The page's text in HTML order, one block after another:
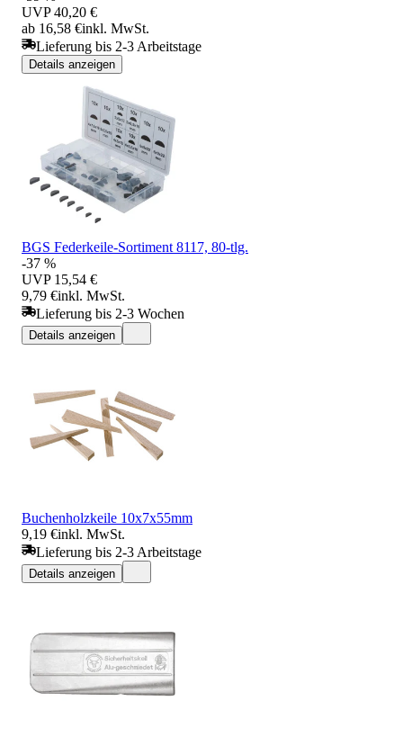
UVP 40,20 €
ab 16,58 €inkl. MwSt.
Lieferung bis 2-3 Arbeitstage
Details anzeigen
BGS Federkeile-Sortiment 8117, 80-tlg.
-37 %
UVP 15,54 €
9,79 €inkl. MwSt.
Lieferung bis 2-3 Wochen
Details anzeigen
Buchenholzkeile 10x7x55mm
9,19 €inkl. MwSt.
Lieferung bis 2-3 Arbeitstage
Details anzeigen